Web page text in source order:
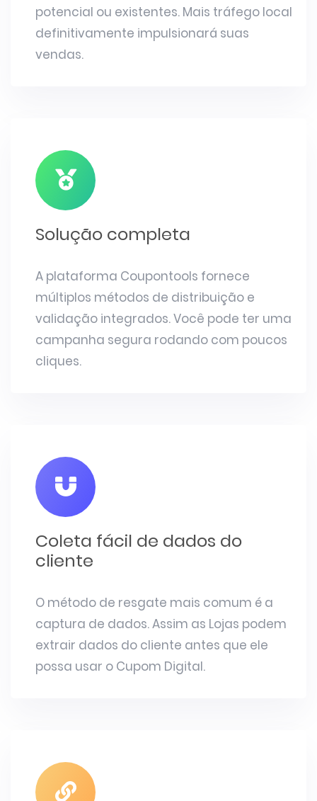
potencial ou existentes. Mais tráfego local
definitivamente impulsionará suas
vendas.
Solução completa
A plataforma Coupontools fornece
múltiplos métodos de distribuição e
validação integrados. Você pode ter uma
campanha segura rodando com poucos
cliques.
Coleta fácil de dados do
cliente
O método de resgate mais comum é a
captura de dados. Assim as Lojas podem
extrair dados do cliente antes que ele
possa usar o Cupom Digital.